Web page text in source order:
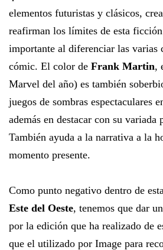
elementos futuristas y clásicos,
reafirman los límites de esta
importante al diferenciar las varias
cómic. El color de Frank Martin,
Marvel del año) es también
juegos de sombras espectaculares
además en destacar con su
También ayuda a la narrativa a la
momento presente.
Como punto negativo dentro de
Este del Oeste, tenemos que dar
por la edición que ha realizado de
que el utilizado por Image para